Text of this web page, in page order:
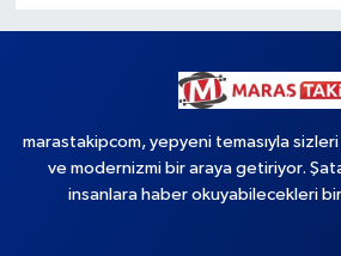
marastakipcom, yepyeni temasıyla
ve modernizmi bir araya getiriyor.
insanlara haber okuyabilecekleri